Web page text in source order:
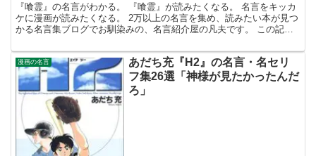
『喰霊』の名言がわかる。 『喰霊』が読みたくなる。 名言をキッカ
ケに漫画が読みたくなる。 2万以上の名言を集め、読みたい本が見つ
かる名言集ブログでお馴染みの、名言紹介屋の凡夫です。 この記事
漫画の名言
あだち充『H2』の名言・名セリ
フ集26選「神様が見たかったんだ
ろ」